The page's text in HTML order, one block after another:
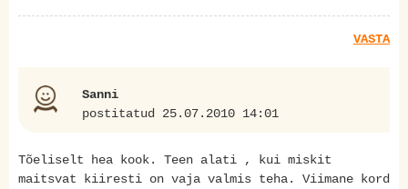
VASTA
Sanni
postitatud 25.07.2010 14:01
Tõeliselt hea kook. Teen alati , kui miskit
maitsvat kiiresti on vaja valmis teha. Viimane kord